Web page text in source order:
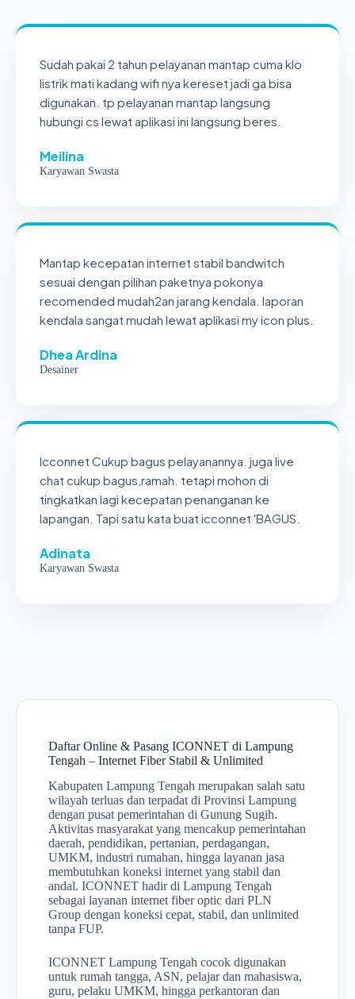
Sudah pakai 2 tahun pelayanan mantap cuma klo
listrik mati kadang wifi nya kereset jadi ga bisa
digunakan. tp pelayanan mantap langsung
hubungi cs lewat aplikasi ini langsung beres.
Meilina
Karyawan Swasta
Mantap kecepatan internet stabil bandwitch
sesuai dengan pilihan paketnya pokonya
recomended mudah2an jarang kendala. laporan
kendala sangat mudah lewat aplikasi my icon plus.
Dhea Ardina
Desainer
Icconnet Cukup bagus pelayanannya. juga live
chat cukup bagus,ramah. tetapi mohon di
tingkatkan lagi kecepatan penanganan ke
lapangan. Tapi satu kata buat icconnet 'BAGUS.
Adinata
Karyawan Swasta
Daftar Online & Pasang ICONNET di Lampung
Tengah – Internet Fiber Stabil & Unlimited
Kabupaten Lampung Tengah merupakan salah satu
wilayah terluas dan terpadat di Provinsi Lampung
dengan pusat pemerintahan di Gunung Sugih.
Aktivitas masyarakat yang mencakup pemerintahan
daerah, pendidikan, pertanian, perdagangan,
UMKM, industri rumahan, hingga layanan jasa
membutuhkan koneksi internet yang stabil dan
andal. ICONNET hadir di Lampung Tengah
sebagai layanan internet fiber optic dari PLN
Group dengan koneksi cepat, stabil, dan unlimited
tanpa FUP.
ICONNET Lampung Tengah cocok digunakan
untuk rumah tangga, ASN, pelajar dan mahasiswa,
guru, pelaku UMKM, hingga perkantoran dan